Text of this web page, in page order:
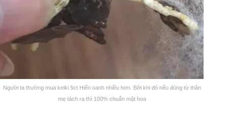
Người ta thường mua keiki 5ct Hiển oanh nhiều hơn. Bởi khi đó nếu đúng từ thân
mẹ tách ra thì 100% chuẩn mặt hoa